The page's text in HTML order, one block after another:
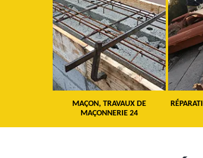
MAÇON, TRAVAUX DE
MAÇONNERIE 24